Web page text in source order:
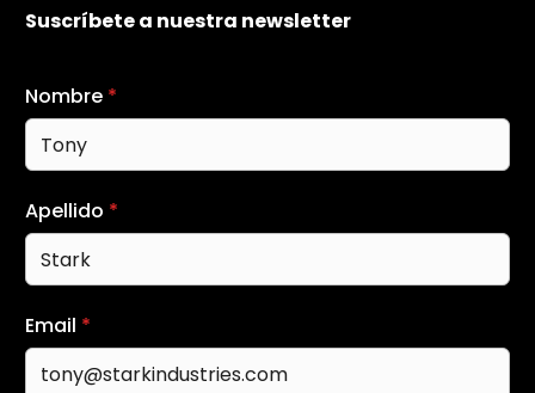
Suscríbete a nuestra newsletter
Nombre *
Apellido *
Email *